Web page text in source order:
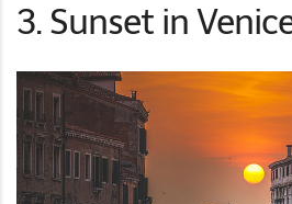
3. Sunset in